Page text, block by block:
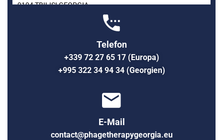
0104 TBILISI GEORGIA
Telefon
+339 72 27 65 17 (Europa)
+995 322 34 94 34 (Georgien)
E-Mail
contact@phagetherapygeorgia.eu